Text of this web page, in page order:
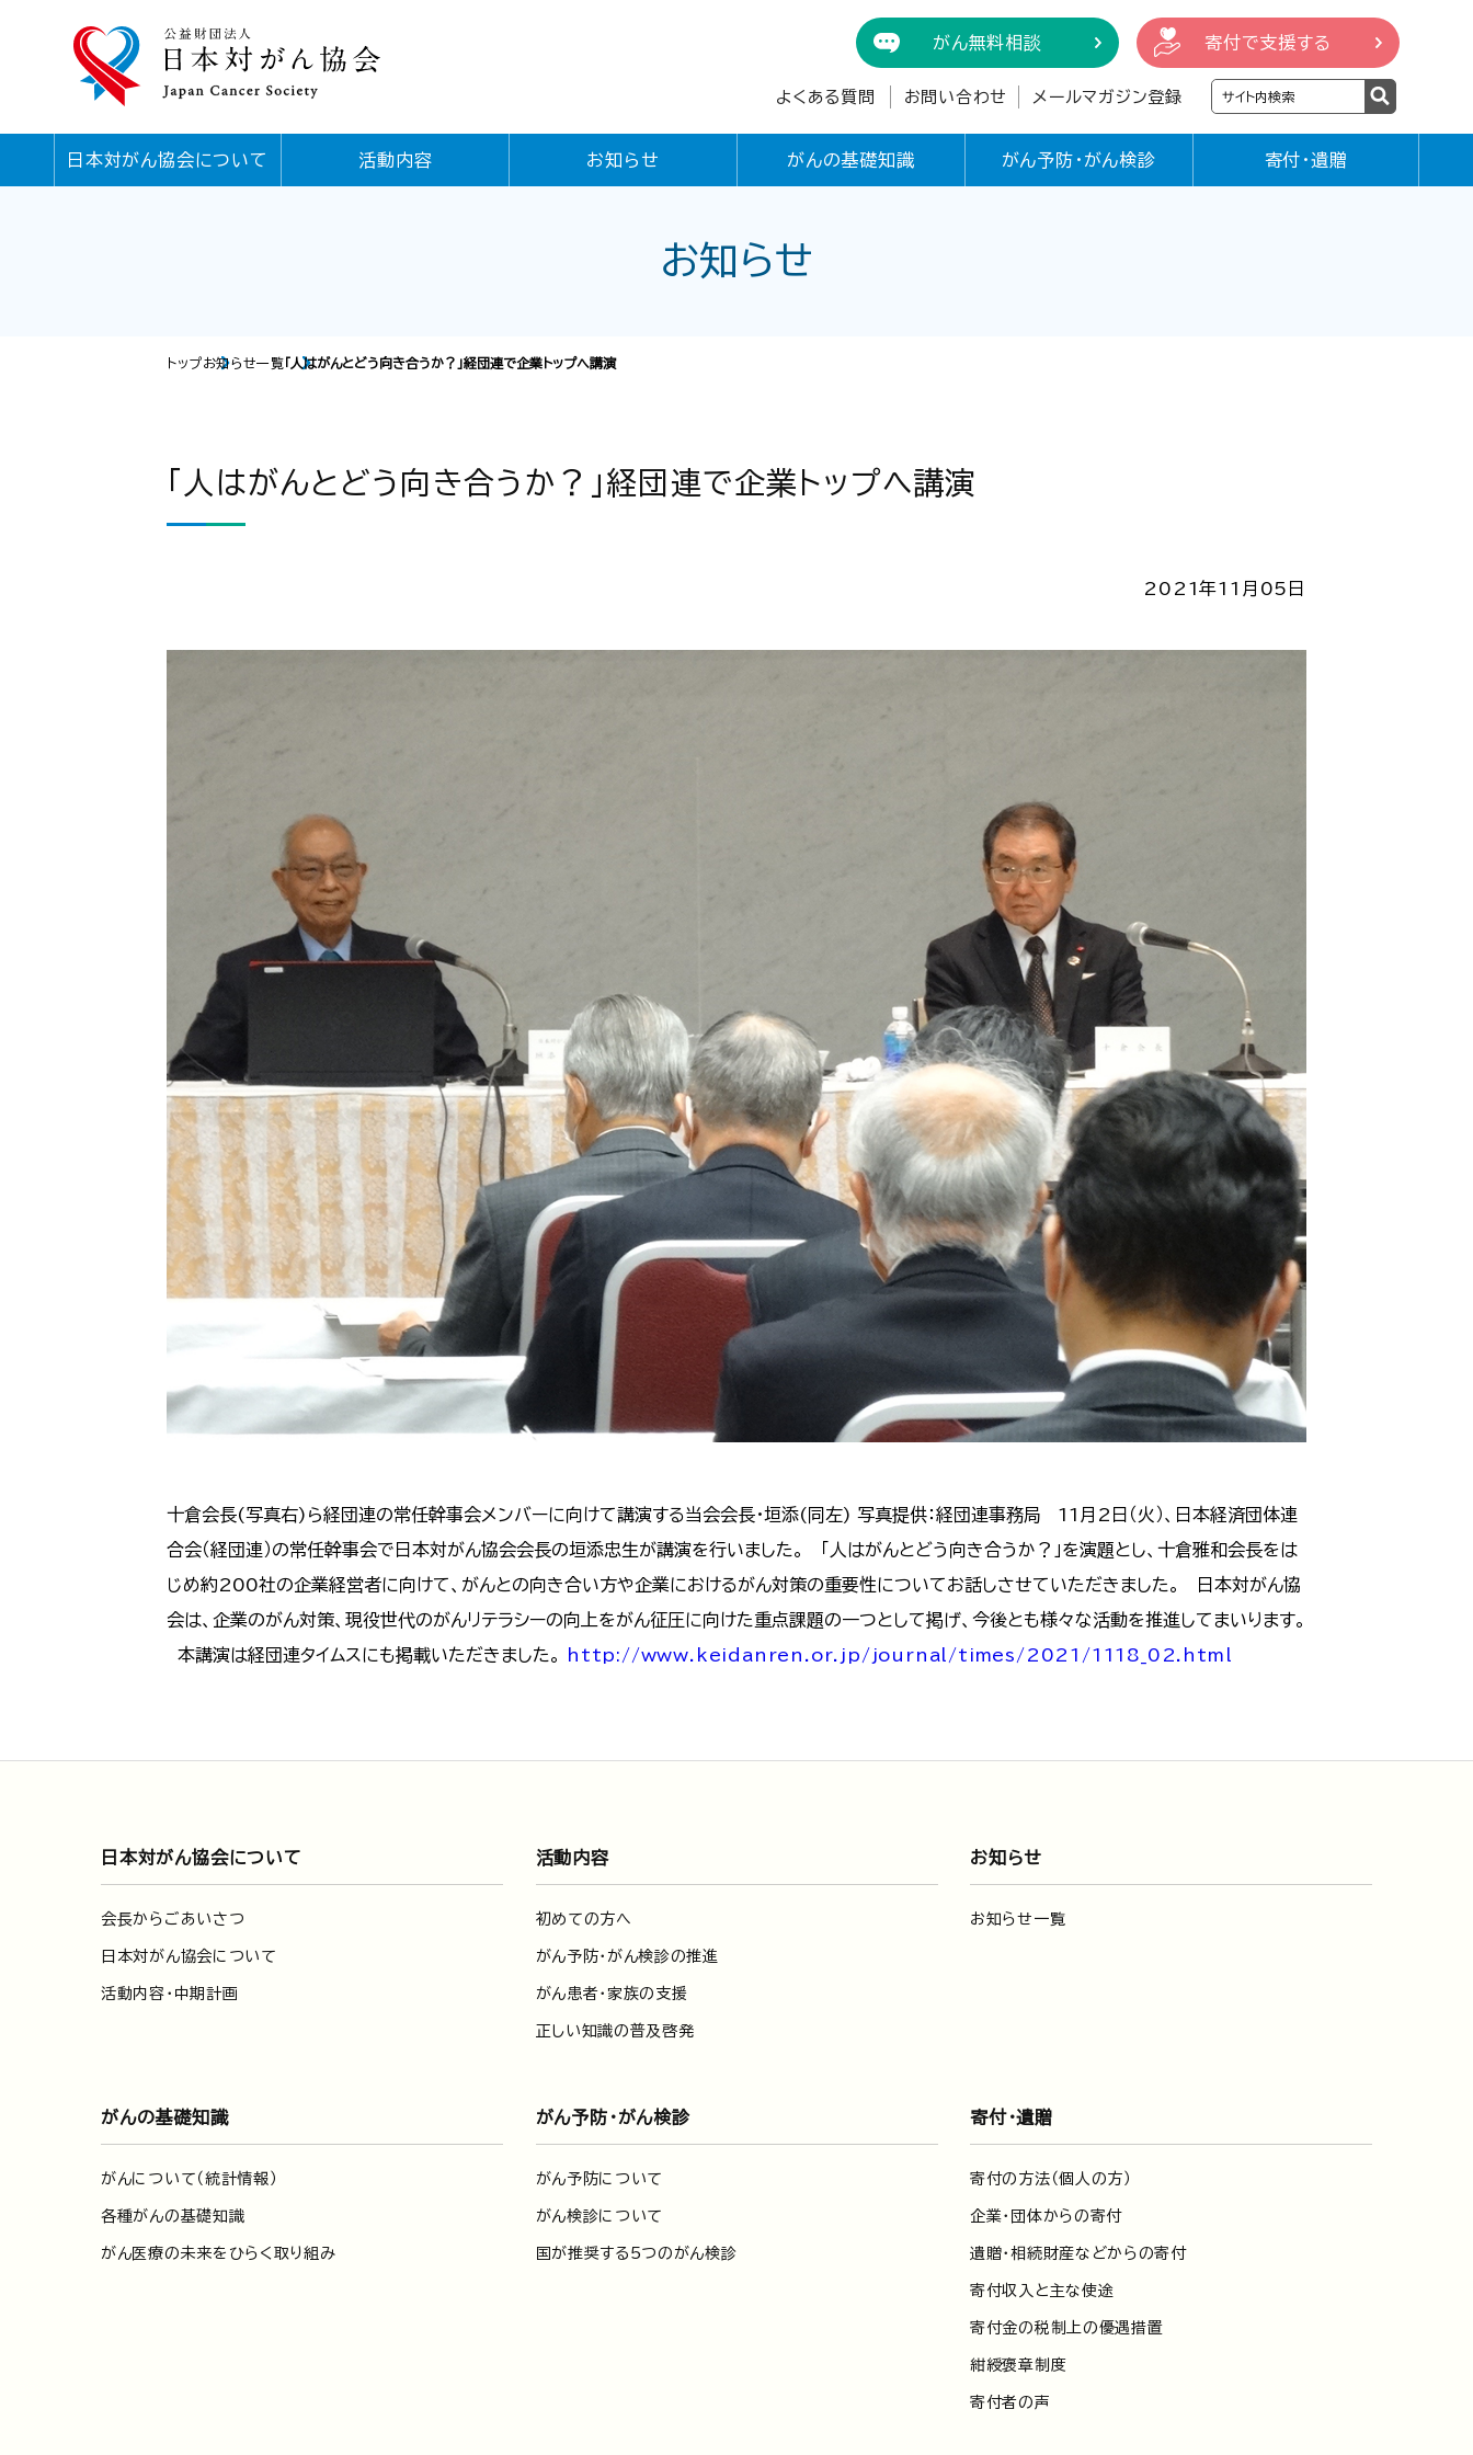
がん無料相談 寄付で支援する
よくある質問 お問い合わせ メールマガジン登録
日本対がん協会について 活動内容 お知らせ がんの基礎知識 がん予防・がん検診 寄付・遺贈
お知らせ
トップお知らせ一覧 「人はがんとどう向き合うか？」経団連で企業トップへ講演
「人はがんとどう向き合うか？」経団連で企業トップへ講演
2021年11月05日
十倉会長(写真右)ら経団連の常任幹事会メンバーに向けて講演する当会会長・垣添(同左) 写真提供：経団連事務局 11月2日（火）、日本経済団体連
合会（経団連）の常任幹事会で日本対がん協会会長の垣添忠生が講演を行いました。 「人はがんとどう向き合うか？」を演題とし、十倉雅和会長をは
じめ約200社の企業経営者に向けて、がんとの向き合い方や企業におけるがん対策の重要性についてお話しさせていただきました。 日本対がん協
会は、企業のがん対策、現役世代のがんリテラシーの向上をがん征圧に向けた重点課題の一つとして掲げ、今後とも様々な活動を推進してまいります。
本講演は経団連タイムスにも掲載いただきました。
http://www.keidanren.or.jp/journal/times/2021/1118_02.html
日本対がん協会について
会長からごあいさつ
日本対がん協会について
活動内容・中期計画
活動内容
初めての方へ
がん予防・がん検診の推進
がん患者・家族の支援
正しい知識の普及啓発
お知らせ
お知らせ一覧
がんの基礎知識
がんについて（統計情報）
各種がんの基礎知識
がん医療の未来をひらく取り組み
がん予防・がん検診
がん予防について
がん検診について
国が推奨する5つのがん検診
寄付・遺贈
寄付の方法（個人の方）
企業・団体からの寄付
遺贈・相続財産などからの寄付
寄付収入と主な使途
寄付金の税制上の優遇措置
紺綬褒章制度
寄付者の声